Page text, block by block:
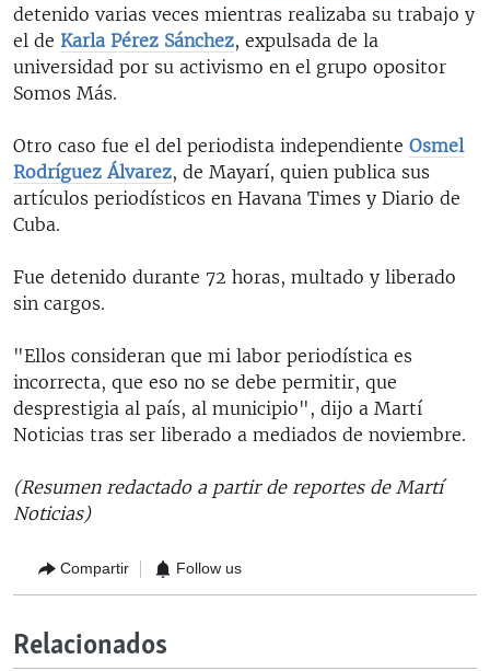
detenido varias veces mientras realizaba su trabajo y
el de Karla Pérez Sánchez, expulsada de la
universidad por su activismo en el grupo opositor
Somos Más.
Otro caso fue el del periodista independiente Osmel
Rodríguez Álvarez, de Mayarí, quien publica sus
artículos periodísticos en Havana Times y Diario de
Cuba.
Fue detenido durante 72 horas, multado y liberado
sin cargos.
"Ellos consideran que mi labor periodística es
incorrecta, que eso no se debe permitir, que
desprestigia al país, al municipio", dijo a Martí
Noticias tras ser liberado a mediados de noviembre.
(Resumen redactado a partir de reportes de Martí
Noticias)
Compartir Follow us
Relacionados